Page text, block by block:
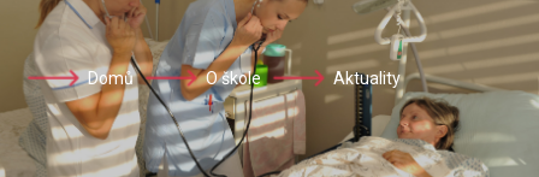
Domů O škole Aktuality